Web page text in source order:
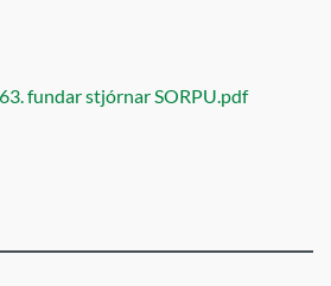
fundar stjórnar SORPU.pdf